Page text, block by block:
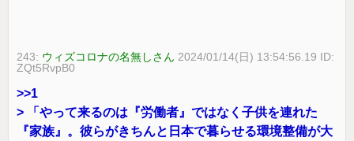
243: ウィズコロナの名無しさん 2024/01/14(日) 13:54:56.19 ID:
ZQt5RvpB0
>>1
> 「やって来るのは『労働者』ではなく子供を連れた
『家族』。彼らがきちんと日本で暮らせる環境整備が大